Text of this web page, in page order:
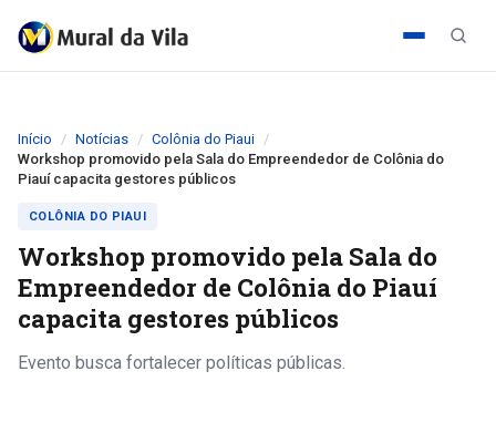
Início Notícias
Colônia do Piaui
Workshop promovido pela Sala do Empreendedor de Colônia do
Piauí capacita gestores públicos
COLÔNIA DO PIAUI
Workshop promovido pela Sala do
Empreendedor de Colônia do Piauí
capacita gestores públicos
Evento busca fortalecer políticas públicas.